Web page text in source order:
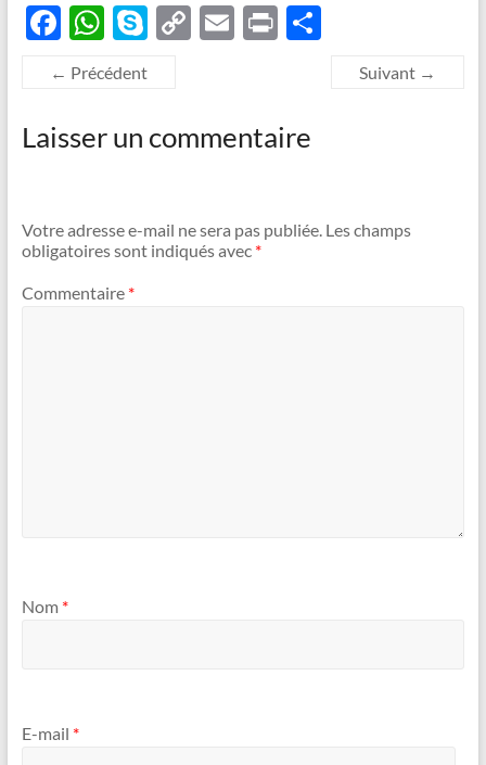
F
ac
e
b
o
k
W
h
at
s
A
p
S
y
p
e
C
y
Li
k
E P P
← Précédent Suivant →
Laisser un commentaire
Votre adresse e-mail ne sera pas publiée. Les champs
obligatoires sont indiqués avec *
Commentaire *
Nom *
E-mail *